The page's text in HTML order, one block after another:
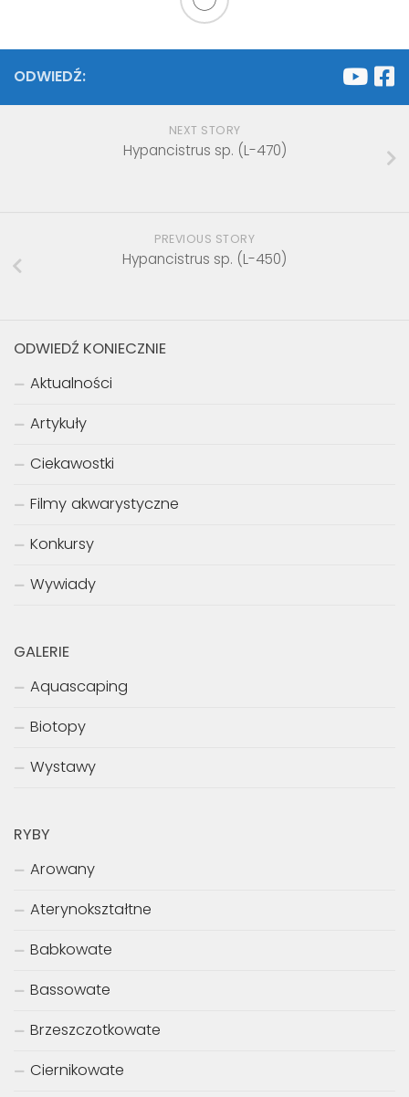
ODWIEDŹ:
NEXT STORY
Hypancistrus sp. (L-470)
PREVIOUS STORY
Hypancistrus sp. (L-450)
ODWIEDŹ KONIECZNIE
Aktualności
Artykuły
Ciekawostki
Filmy akwarystyczne
Konkursy
Wywiady
GALERIE
Aquascaping
Biotopy
Wystawy
RYBY
Arowany
Aterynokształtne
Babkowate
Bassowate
Brzeszczotkowate
Ciernikowate